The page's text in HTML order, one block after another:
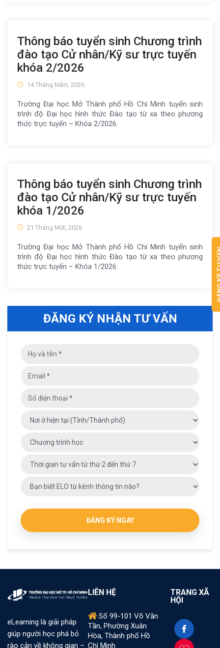
Thông báo tuyển sinh Chương trình
đào tạo Cử nhân/Kỹ sư trực tuyến
khóa 2/2026
14 Tháng Năm, 2026
Trường Đại học Mở Thành phố Hồ Chí Minh tuyển sinh
trình độ Đại học hình thức Đào tạo từ xa theo phương
thức trực tuyến – Khóa 2/2026:
Thông báo tuyển sinh Chương trình
đào tạo Cử nhân/Kỹ sư trực tuyến
khóa 1/2026
21 Tháng Một, 2026
Trường Đại học Mở Thành phố Hồ Chí Minh tuyển sinh
trình độ Đại học hình thức Đào tạo từ xa theo phương
thức trực tuyến – Khóa 1/2026:
ĐĂNG KÝ NHẬN TƯ VẤN
ĐĂNG
NHẬN
VẤN
are
leave
this
blank.
ĐĂNG KÝ NGAY
eLearning là giải pháp
giúp người học phá bỏ
rào cản về không gian –
LIÊN HỆ
Số 99-101 Võ Văn
Tần, Phường Xuân
Hòa, Thành phố Hồ
Chí Minh
TRANG XÃ
HỘI